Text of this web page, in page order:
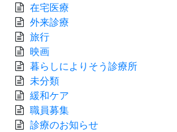
在宅医療
外来診療
旅行
映画
暮らしによりそう診療所
未分類
緩和ケア
職員募集
診療のお知らせ